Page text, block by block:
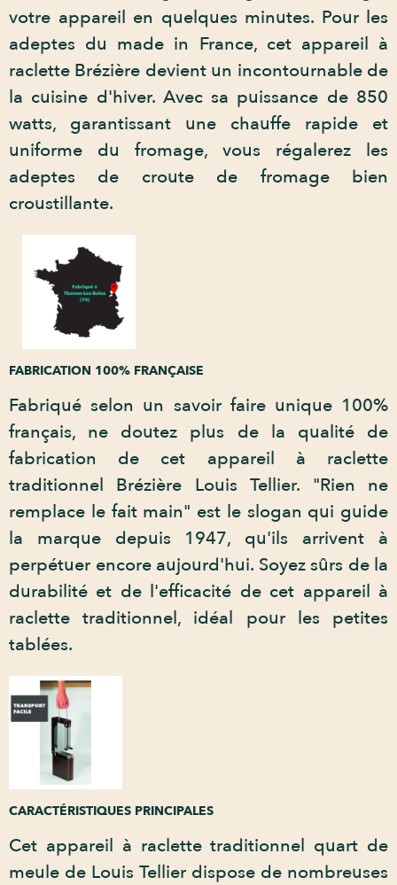
votre appareil en quelques minutes. Pour les
adeptes du made in France, cet appareil à
raclette Brézière devient un incontournable de
la cuisine d'hiver. Avec sa puissance de 850
watts, garantissant une chauffe rapide et
uniforme du fromage, vous régalerez les
adeptes de croute de fromage bien
croustillante.
FABRICATION 100% FRANÇAISE
Fabriqué selon un savoir faire unique 100%
français, ne doutez plus de la qualité de
fabrication de cet appareil à raclette
traditionnel Brézière Louis Tellier. "Rien ne
remplace le fait main" est le slogan qui guide
la marque depuis 1947, qu'ils arrivent à
perpétuer encore aujourd'hui. Soyez sûrs de la
durabilité et de l'efficacité de cet appareil à
raclette traditionnel, idéal pour les petites
tablées.
CARACTÉRISTIQUES PRINCIPALES
Cet appareil à raclette traditionnel quart de
meule de Louis Tellier dispose de nombreuses